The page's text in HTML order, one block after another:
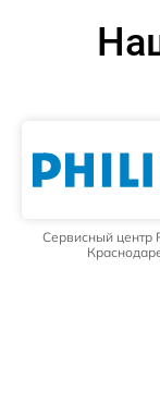
Сервисный центр